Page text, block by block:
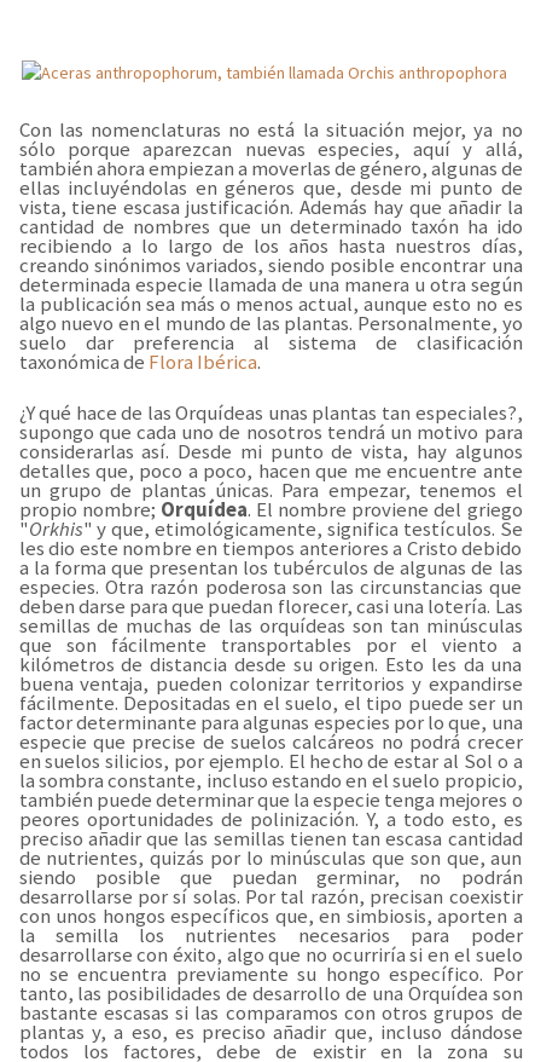
Con las nomenclaturas no está la situación mejor, ya no
sólo porque aparezcan nuevas especies, aquí y allá,
también ahora empiezan a moverlas de género, algunas de
ellas incluyéndolas en géneros que, desde mi punto de
vista, tiene escasa justificación. Además hay que añadir la
cantidad de nombres que un determinado taxón ha ido
recibiendo a lo largo de los años hasta nuestros días,
creando sinónimos variados, siendo posible encontrar una
determinada especie llamada de una manera u otra según
la publicación sea más o menos actual, aunque esto no es
algo nuevo en el mundo de las plantas. Personalmente, yo
suelo dar preferencia al sistema de clasificación
taxonómica de Flora Ibérica.
¿Y qué hace de las Orquídeas unas plantas tan especiales?,
supongo que cada uno de nosotros tendrá un motivo para
considerarlas así. Desde mi punto de vista, hay algunos
detalles que, poco a poco, hacen que me encuentre ante
un grupo de plantas únicas. Para empezar, tenemos el
propio nombre; Orquídea. El nombre proviene del griego
"Orkhis" y que, etimológicamente, significa testículos. Se
les dio este nombre en tiempos anteriores a Cristo debido
a la forma que presentan los tubérculos de algunas de las
especies. Otra razón poderosa son las circunstancias que
deben darse para que puedan florecer, casi una lotería. Las
semillas de muchas de las orquídeas son tan minúsculas
que son fácilmente transportables por el viento a
kilómetros de distancia desde su origen. Esto les da una
buena ventaja, pueden colonizar territorios y expandirse
fácilmente. Depositadas en el suelo, el tipo puede ser un
factor determinante para algunas especies por lo que, una
especie que precise de suelos calcáreos no podrá crecer
en suelos silicios, por ejemplo. El hecho de estar al Sol o a
la sombra constante, incluso estando en el suelo propicio,
también puede determinar que la especie tenga mejores o
peores oportunidades de polinización. Y, a todo esto, es
preciso añadir que las semillas tienen tan escasa cantidad
de nutrientes, quizás por lo minúsculas que son que, aun
siendo posible que puedan germinar, no podrán
desarrollarse por sí solas. Por tal razón, precisan coexistir
con unos hongos específicos que, en simbiosis, aporten a
la semilla los nutrientes necesarios para poder
desarrollarse con éxito, algo que no ocurriría si en el suelo
no se encuentra previamente su hongo específico. Por
tanto, las posibilidades de desarrollo de una Orquídea son
bastante escasas si las comparamos con otros grupos de
plantas y, a eso, es preciso añadir que, incluso dándose
todos los factores, debe de existir en la zona su